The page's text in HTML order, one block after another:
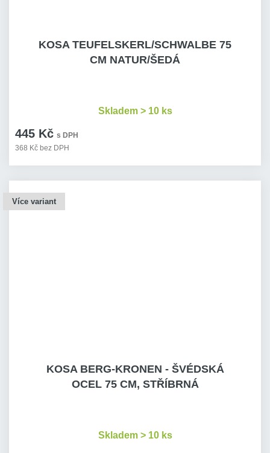
KOSA TEUFELSKERL/SCHWALBE 75
CM NATUR/ŠEDÁ
445 Kč s DPH
368 Kč bez DPH
Skladem > 10 ks
Více variant
KOSA BERG-KRONEN - ŠVÉDSKÁ
OCEL 75 CM, STŘÍBRNÁ
Skladem > 10 ks